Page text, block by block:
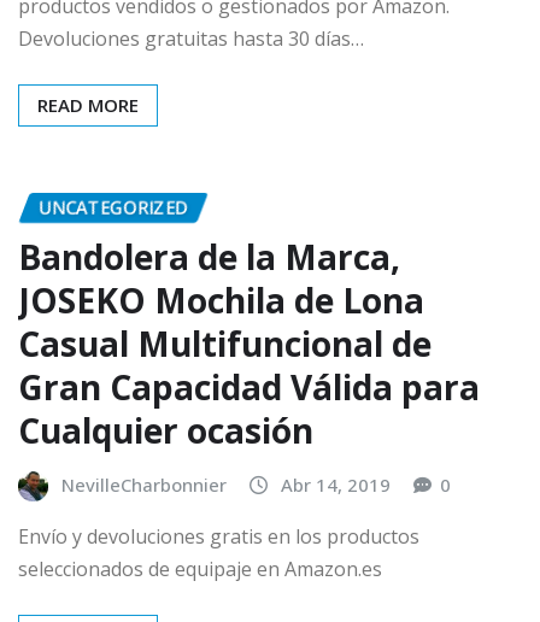
productos vendidos o gestionados por Amazon.
Devoluciones gratuitas hasta 30 días…
READ MORE
UNCATEGORIZED
Bandolera de la Marca,
JOSEKO Mochila de Lona
Casual Multifuncional de
Gran Capacidad Válida para
Cualquier ocasión
NevilleCharbonnier Abr 14, 2019 0
Envío y devoluciones gratis en los productos
seleccionados de equipaje en Amazon.es